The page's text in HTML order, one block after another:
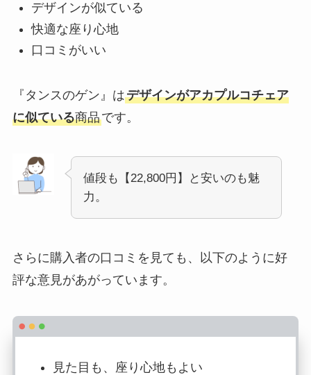
デザインが似ている
快適な座り心地
口コミがいい
『タンスのゲン』はデザインがアカプルコチェア
に似ている商品です。
値段も【22,800円】と安いのも魅
力。
さらに購入者の口コミを見ても、以下のように好
評な意見があがっています。
見た目も、座り心地もよい